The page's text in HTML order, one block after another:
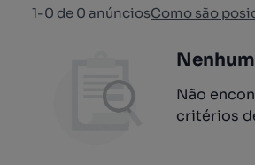
1-0 de 0 anúnciosComo são
Não
critérios